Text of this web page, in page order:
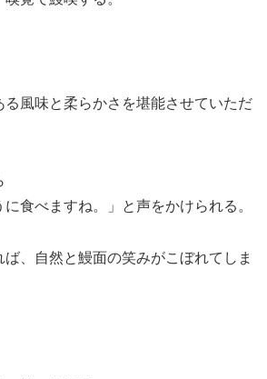
る風味と柔らかさを堪能させていただ
に食べますね。」と声をかけられる。
、自然と鰻面の笑みがこぼれてしま